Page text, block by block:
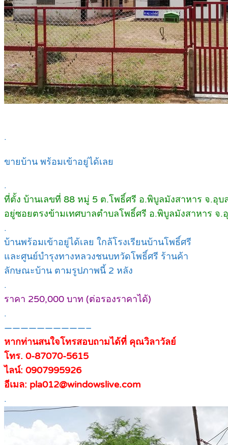
.
ขายบ้าน พร้อมเข้าอยู่ได้เลย
.
ที่ตั้ง บ้านเลขที่ 88 หมู่ 5 ต.โพธิ์ศรี อ.พิบูลมังสาหาร จ.อุบ
อยู่ซอยตรงข้ามเทศบาลตำบลโพธิ์ศรี อ.พิบูลมังสาหาร จ.
.
บ้านพร้อมเข้าอยู่ได้เลย ใกล้โรงเรียนบ้านโพธิ์ศรี
และศูนย์บำรุงทางหลวงชนบทวัดโพธิ์ศรี ร้านค้า
ลักษณะบ้าน ตามรูปภาพนี้ 2 หลัง
.
ราคา 250,000 บาท (ต่อรองราคาได้)
.
——————————–
หากท่านสนใจโทรสอบถามได้ที่ คุณวิลาวัลย์
โทร. 0-87070-5615
ไลน์: 0907995926
อีเมล: pla012@windowslive.com
.